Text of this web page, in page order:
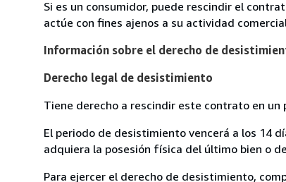
Si es un consumidor, puede rescindir el
actúe con fines ajenos a su actividad
Información sobre el derecho de
Derecho legal de desistimiento
Tiene derecho a rescindir este contrato en un
El periodo de desistimiento vencerá a los 14
adquiera la posesión física del último bien o
Para ejercer el derecho de desistimiento,